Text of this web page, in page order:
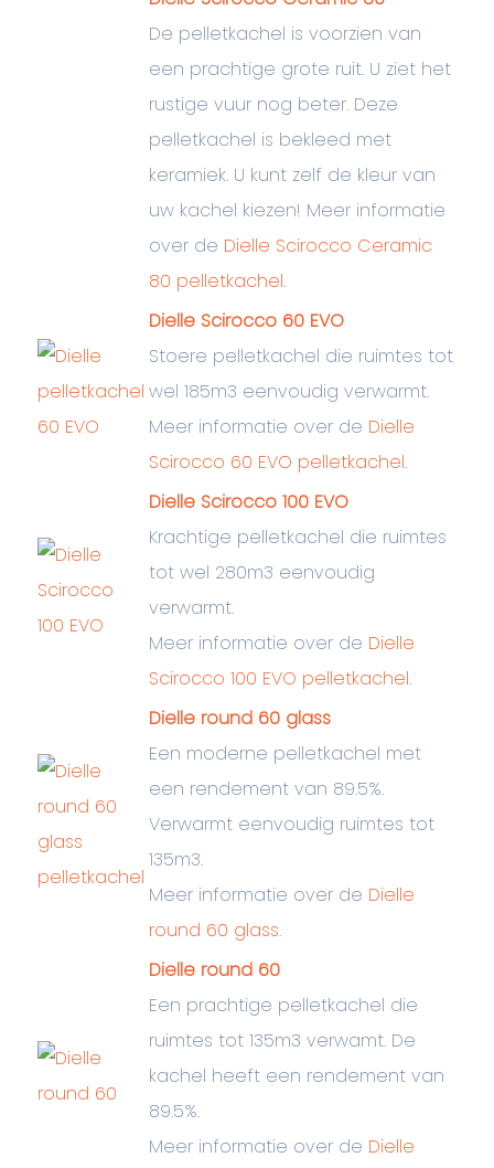
De pelletkachel is voorzien van
een prachtige grote ruit. U ziet het
rustige vuur nog beter. Deze
pelletkachel is bekleed met
keramiek. U kunt zelf de kleur van
uw kachel kiezen! Meer informatie
over de Dielle Scirocco Ceramic
80 pelletkachel.
Dielle Scirocco 60 EVO
Stoere pelletkachel die ruimtes tot
wel 185m3 eenvoudig verwarmt.
Meer informatie over de Dielle
Scirocco 60 EVO pelletkachel.
Dielle Scirocco 100 EVO
Krachtige pelletkachel die ruimtes
tot wel 280m3 eenvoudig
verwarmt.
Meer informatie over de Dielle
Scirocco 100 EVO pelletkachel.
Dielle round 60 glass
Een moderne pelletkachel met
een rendement van 89.5%.
Verwarmt eenvoudig ruimtes tot
135m3.
Meer informatie over de Dielle
round 60 glass.
Dielle round 60
Een prachtige pelletkachel die
ruimtes tot 135m3 verwamt. De
kachel heeft een rendement van
89.5%.
Meer informatie over de Dielle